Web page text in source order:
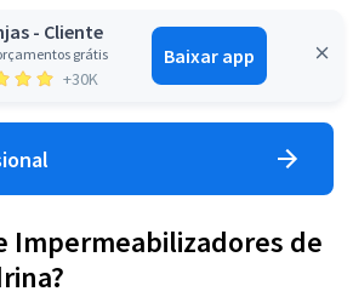
- Cliente
grátis
+30K
Baixar app
Entrar
Impermeabilizadores de